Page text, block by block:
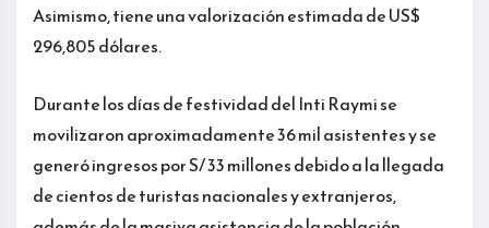
Asimismo, tiene una valorización estimada de US$
296,805 dólares.
Durante los días de festividad del Inti Raymi se
movilizaron aproximadamente 36 mil asistentes y se
generó ingresos por S/ 33 millones debido a la llegada
de cientos de turistas nacionales y extranjeros,